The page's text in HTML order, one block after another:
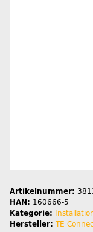
Artikelnummer:
HAN: 160666-5
Kategorie:
Hersteller: TE